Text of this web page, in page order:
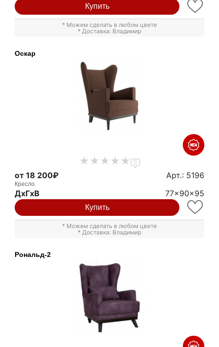
Купить
* Можем сделать в любом цвете
* Доставка: Владимир
Оскар
0
от 18 200₽ Арт.: 5196
Кресло
ДxГxВ 77x90x95
Купить
* Можем сделать в любом цвете
* Доставка: Владимир
Рональд-2